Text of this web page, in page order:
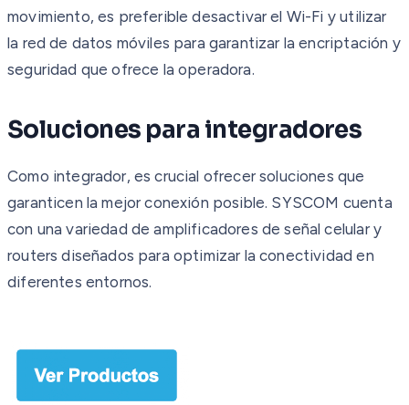
movimiento, es preferible desactivar el Wi-Fi y utilizar
la red de datos móviles para garantizar la encriptación y
seguridad que ofrece la operadora.
Soluciones para integradores
Como integrador, es crucial ofrecer soluciones que
garanticen la mejor conexión posible. SYSCOM cuenta
con una variedad de amplificadores de señal celular y
routers diseñados para optimizar la conectividad en
diferentes entornos.